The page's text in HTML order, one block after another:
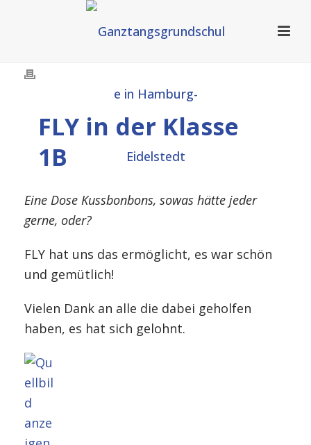
FLY in der Klasse
1B
Eine Dose Kussbonbons, sowas hätte jeder
gerne, oder?
FLY hat uns das ermöglicht, es war schön
und gemütlich!
Vielen Dank an alle die dabei geholfen
haben, es hat sich gelohnt.